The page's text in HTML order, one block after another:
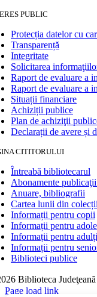
PUBLIC
Protecția datelor cu
Transparență
Integritate
Solicitarea
Raport de evaluare a
Raport de evaluare a
Situații financiare
Achiziții publice
Plan de achiziţii
Declarații de avere și
CITITORULUI
Întreabă bibliotecarul
Abonamente
Anuare, bibliografii
Cartea lunii din
Informații pentru copii
Informații pentru
Informații pentru adulți
Informații pentru
Biblioteci publice
Biblioteca
Page load link